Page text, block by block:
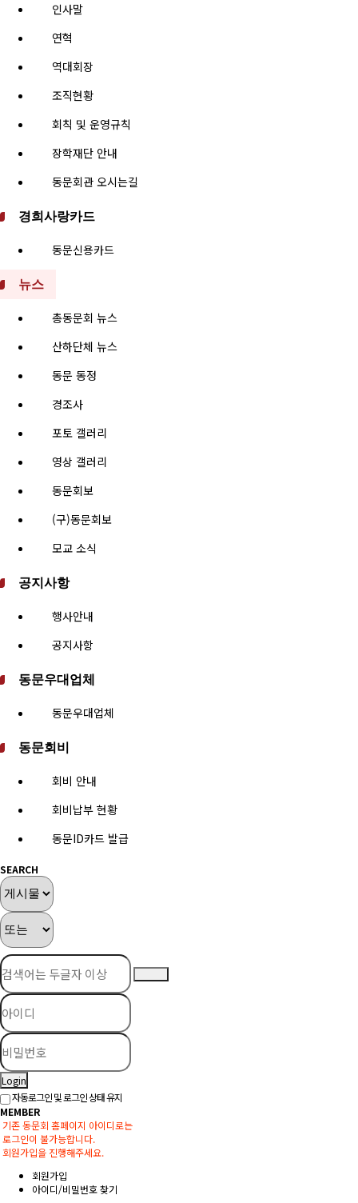
인사말
연혁
역대회장
조직현황
회칙 및 운영규칙
장학재단 안내
동문회관 오시는길
경희사랑카드
동문신용카드
뉴스
총동문회 뉴스
산하단체 뉴스
동문 동정
경조사
포토 갤러리
영상 갤러리
동문회보
(구)동문회보
모교 소식
공지사항
행사안내
공지사항
동문우대업체
동문우대업체
동문회비
회비 안내
회비납부 현황
동문ID카드 발급
SEARCH
Login
자동로그인 및 로그인 상태 유지
MEMBER
기존 동문회 홈페이지 아이디로는
로그인이 불가능합니다.
회원가입을 진행해주세요.
회원가입
아이디/비밀번호 찾기